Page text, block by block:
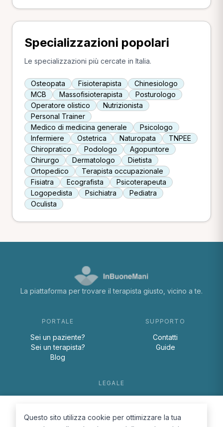
Specializzazioni popolari
Le specializzazioni più cercate in Italia.
Osteopata Fisioterapista
Chinesiologo
MCB
Massofisioterapista
Posturologo
Operatore olistico
Nutrizionista
Personal Trainer
Medico di medicina generale
Psicologo
Infermiere
Ostetrica Naturopata
TNPEE
Chiropratico
Podologo
Agopuntore
Chirurgo
Dermatologo
Dietista
Ortopedico
Terapista occupazionale
Fisiatra
Ecografista
Psicoterapeuta
Logopedista
Psichiatra
Pediatra
Oculista
La piattaforma per trovare il terapista giusto, vicino a te.
PORTALE
Sei un paziente?
Sei un terapista?
Blog
SUPPORTO
Contatti
Guide
LEGALE
Cookie Policy
Questo sito utilizza cookie per ottimizzare la tua